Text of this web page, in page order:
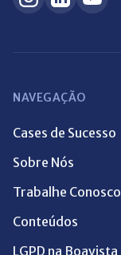
NAVEGAÇÃO
Cases de Sucesso
Sobre Nós
Trabalhe Conosco
Conteúdos
LGPD na Boavista